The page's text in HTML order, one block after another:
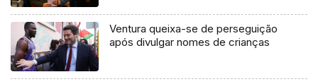
Ventura queixa-se de perseguição
após divulgar nomes de crianças